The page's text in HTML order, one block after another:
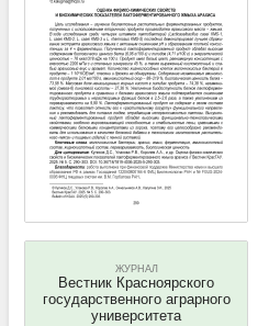
ЖУРНАЛ
Вестник Красноярского
государственного аграрного
университета